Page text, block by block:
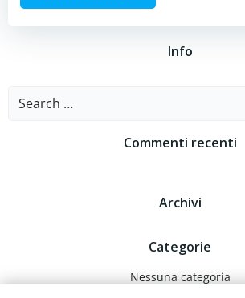
Info
Search
Commenti recenti
Archivi
Categorie
Nessuna categoria